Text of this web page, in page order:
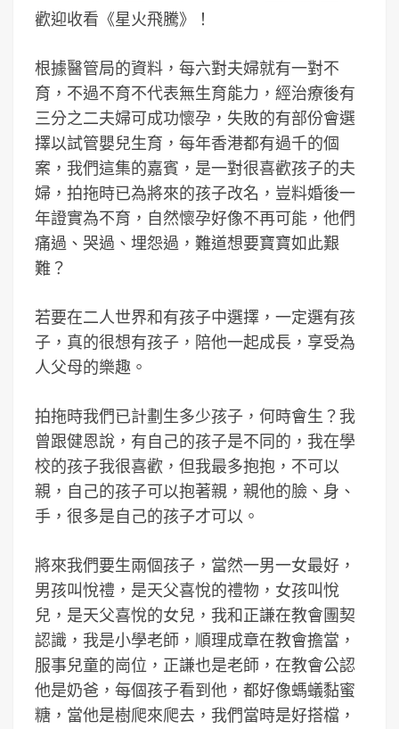
歡迎收看《星火飛騰》！
根據醫管局的資料，每六對夫婦就有一對不
育，不過不育不代表無生育能力，經治療後有
三分之二夫婦可成功懷孕，失敗的有部份會選
擇以試管嬰兒生育，每年香港都有過千的個
案，我們這集的嘉賓，是一對很喜歡孩子的夫
婦，拍拖時已為將來的孩子改名，豈料婚後一
年證實為不育，自然懷孕好像不再可能，他們
痛過、哭過、埋怨過，難道想要寶寶如此艱
難？
若要在二人世界和有孩子中選擇，一定選有孩
子，真的很想有孩子，陪他一起成長，享受為
人父母的樂趣。
拍拖時我們已計劃生多少孩子，何時會生？我
曾跟健恩說，有自己的孩子是不同的，我在學
校的孩子我很喜歡，但我最多抱抱，不可以
親，自己的孩子可以抱著親，親他的臉、身、
手，很多是自己的孩子才可以。
將來我們要生兩個孩子，當然一男一女最好，
男孩叫悅禮，是天父喜悅的禮物，女孩叫悅
兒，是天父喜悅的女兒，我和正謙在教會團契
認識，我是小學老師，順理成章在教會擔當，
服事兒童的崗位，正謙也是老師，在教會公認
他是奶爸，每個孩子看到他，都好像螞蟻黏蜜
糖，當他是樹爬來爬去，我們當時是好搭檔，